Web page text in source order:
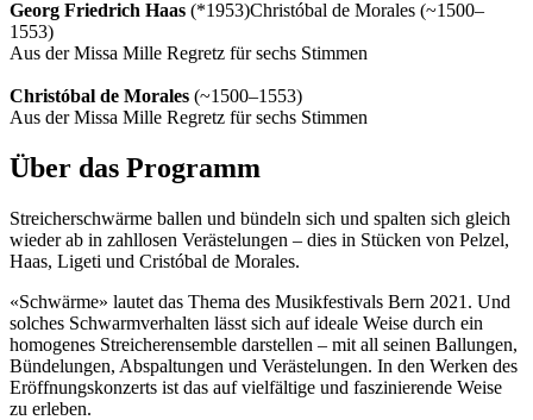
Georg Friedrich Haas (*1953)Christóbal de Morales (~1500–
1553)
Aus der Missa Mille Regretz für sechs Stimmen
Christóbal de Morales (~1500–1553)
Aus der Missa Mille Regretz für sechs Stimmen
Über das Programm
Streicherschwärme ballen und bündeln sich und spalten sich gleich
wieder ab in zahllosen Verästelungen – dies in Stücken von Pelzel,
Haas, Ligeti und Cristóbal de Morales.
«Schwärme» lautet das Thema des Musikfestivals Bern 2021. Und
solches Schwarmverhalten lässt sich auf ideale Weise durch ein
homogenes Streicherensemble darstellen – mit all seinen Ballungen,
Bündelungen, Abspaltungen und Verästelungen. In den Werken des
Eröffnungskonzerts ist das auf vielfältige und faszinierende Weise
zu erleben.